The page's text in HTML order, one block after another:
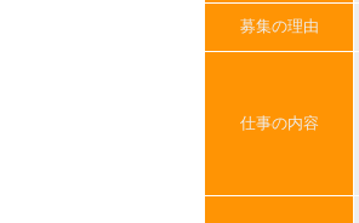
募集の理由
仕事の内容